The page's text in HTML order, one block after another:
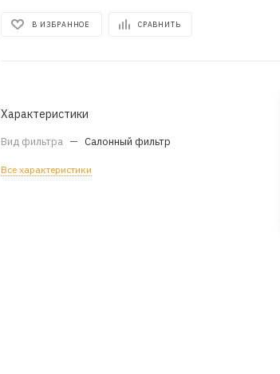
В ИЗБРАННОЕ СРАВНИТЬ
Характеристики
Вид фильтра — Салонный фильтр
Все характеристики